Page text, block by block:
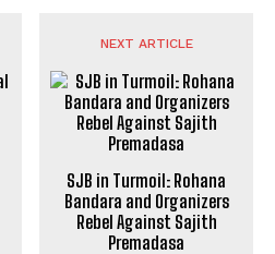
NEXT ARTICLE
SJB in Turmoil: Rohana
Bandara and Organizers
Rebel Against Sajith
Premadasa